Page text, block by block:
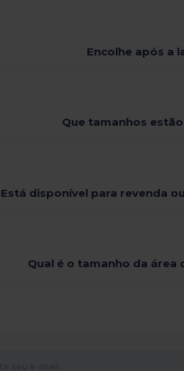
Encolhe após a
Que tamanhos
Está disponível para revenda
Qual é o tamanho da área